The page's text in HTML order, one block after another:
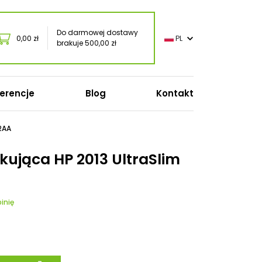
0,00 zł
Do darmowej dostawy
brakuje 500,00 zł
PL
Blog Kontakt
HP 2013 UltraSlim